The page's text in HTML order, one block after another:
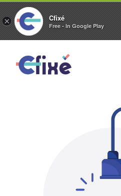
× Cfixé
Free - In Google Play